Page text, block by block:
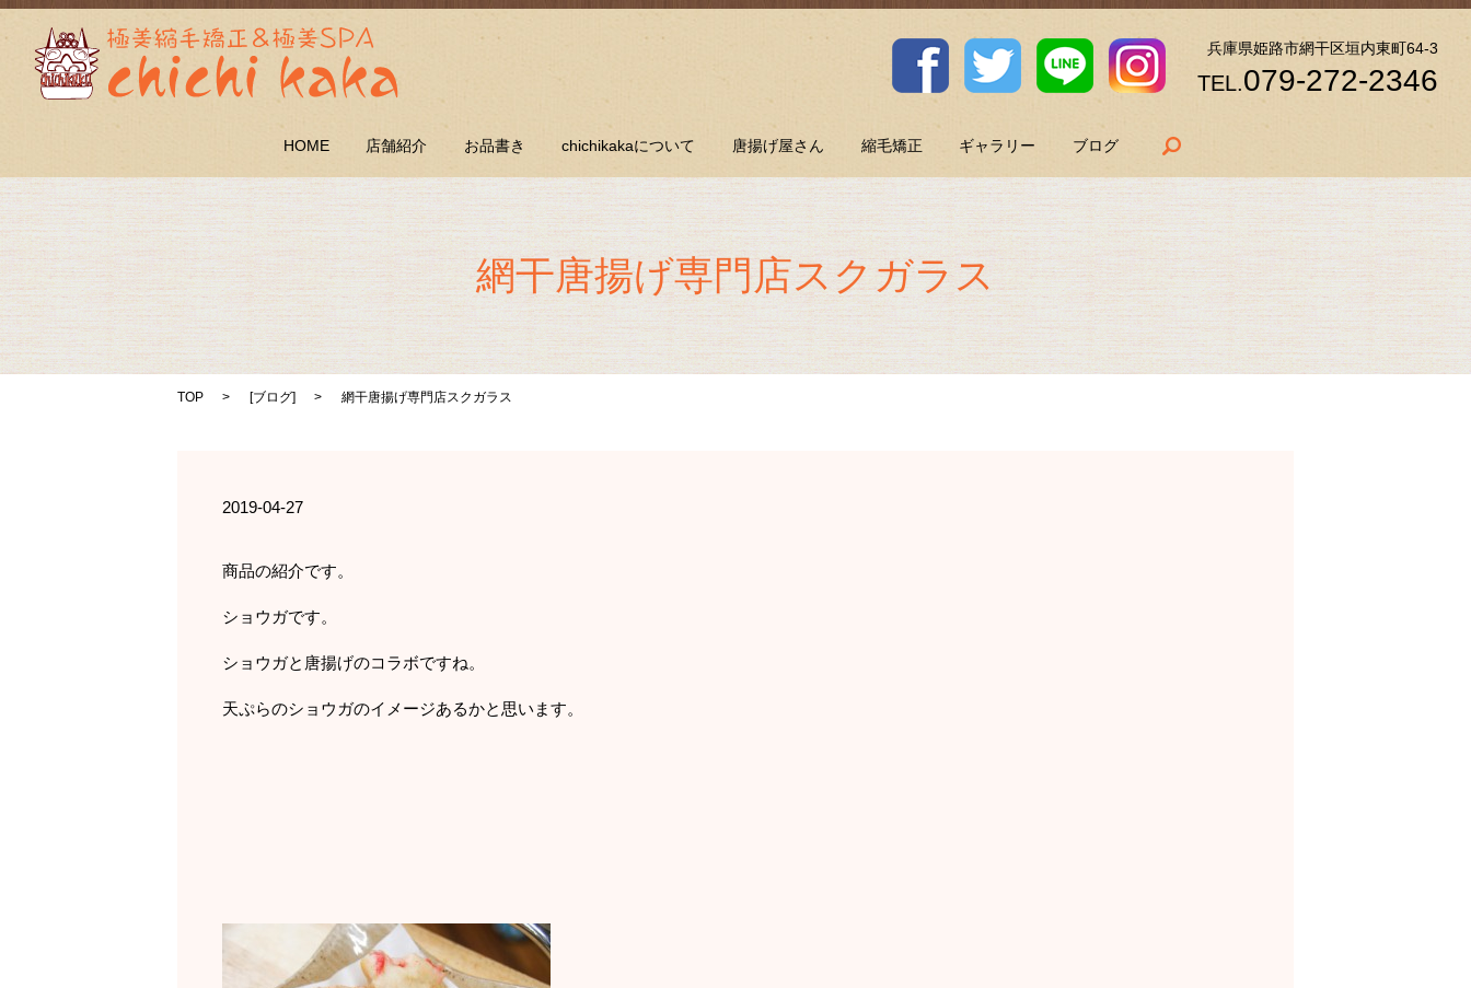
兵庫県姫路市網干区垣内東町64-3
TEL.079-272-2346
HOME 店舗紹介 お品書き chichikakaについて 唐揚げ屋さん 縮毛矯正 ギャラリー ブログ
網干唐揚げ専門店スクガラス
TOP [ブログ] 網干唐揚げ専門店スクガラス
2019-04-27
商品の紹介です。
ショウガです。
ショウガと唐揚げのコラボですね。
天ぷらのショウガのイメージあるかと思います。